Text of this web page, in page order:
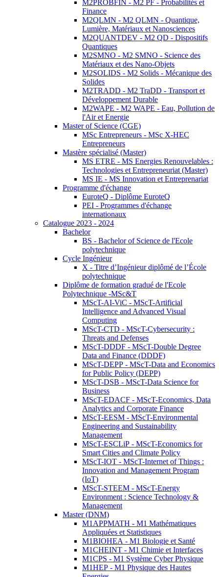
M2PROBFIN - M2 PF - Probabilités et
Finance
M2QLMN - M2 QLMN - Quantique,
Lumière, Matériaux et Nanosciences
M2QUANTDEV - M2 QD - Dispositifs
Quantiques
M2SMNO - M2 SMNO - Science des
Matériaux et des Nano-Objets
M2SOLIDS - M2 Solids - Mécanique des
Solides
M2TRADD - M2 TraDD - Transport et
Développement Durable
M2WAPE - M2 WAPE - Eau, Pollution de
l'Air et Energie
Master of Science (CGE)
MSc Entrepreneurs - MSc X-HEC
Entrepreneurs
Mastère spécialisé (Master)
MS ETRE - MS Energies Renouvelables :
Technologies et Entrepreneuriat (Master)
MS IE - MS Innovation et Entreprenariat
Programme d'échange
EuroteQ - Diplôme EuroteQ
PEI - Programmes d'échange
internationaux
Catalogue 2023 - 2024
Bachelor
BS - Bachelor of Science de l'Ecole
polytechnique
Cycle Ingénieur
X - Titre d’Ingénieur diplômé de l’École
polytechnique
Diplôme de formation gradué de l'Ecole
Polytechnique -MSc&T
MScT-AI-ViC - MScT-Artificial
Intelligence and Advanced Visual
Computing
MScT-CTD - MScT-Cybersecurity :
Threats and Defenses
MScT-DDDF - MScT-Double Degree
Data and Finance (DDDF)
MScT-DEPP - MScT-Data and Economics
for Public Policy (DEPP)
MScT-DSB - MScT-Data Science for
Business
MScT-EDACF - MScT-Economics, Data
Analytics and Corporate Finance
MScT-EESM - MScT-Environmental
Engineering and Sustainability
Management
MScT-ESCLiP - MScT-Economics for
Smart Cities and Climate Policy
MScT-IOT - MScT-Internet of Things :
Innovation and Management Program
(IoT)
MScT-STEEM - MScT-Energy
Environment : Science Technology &
Management
Master (DNM)
M1APPMATH - M1 Mathématiques
Appliquées et Statistiques
M1BIOHEA - M1 Biologie et Santé
M1CHEINT - M1 Chimie et Interfaces
M1CPS - M1 Système Cyber Physique
M1HEP - M1 Physique des Hautes